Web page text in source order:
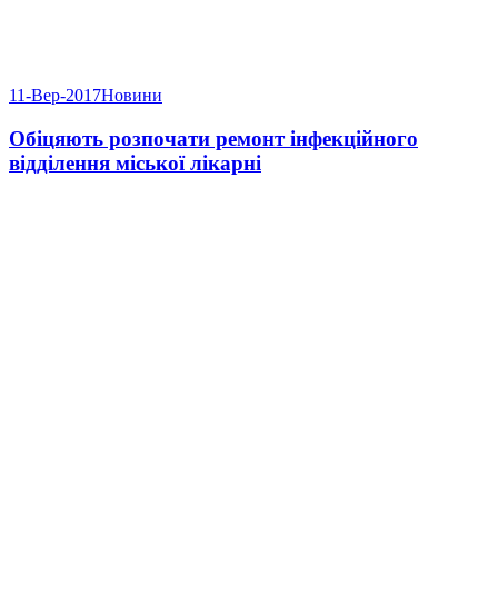
11-Вер-2017Новини
Обіцяють розпочати ремонт інфекційного
відділення міської лікарні